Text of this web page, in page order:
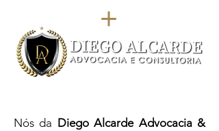
Nós da Diego Alcarde Advocacia &